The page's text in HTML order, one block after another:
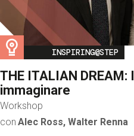
Image
INSPIRING@STEP
THE ITALIAN
immaginare
Workshop
con Alec Ross, Walter Renna